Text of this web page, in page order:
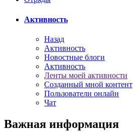
Активность
Назад
Активность
Новостные блоги
Активность
Ленты моей активности
Созданный мной контент
Пользователи онлайн
Чат
Важная информация